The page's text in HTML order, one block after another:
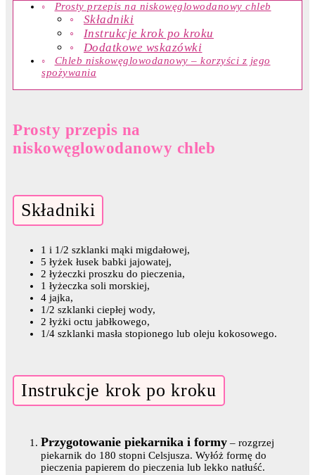
Prosty przepis na niskowęglowodanowy chleb
Składniki
Instrukcje krok po kroku
Dodatkowe wskazówki
Chleb niskowęglowodanowy – korzyści z jego
spożywania
Prosty przepis na
niskowęglowodanowy chleb
Składniki
1 i 1/2 szklanki mąki migdałowej,
5 łyżek łusek babki jajowatej,
2 łyżeczki proszku do pieczenia,
1 łyżeczka soli morskiej,
4 jajka,
1/2 szklanki ciepłej wody,
2 łyżki octu jabłkowego,
1/4 szklanki masła stopionego lub oleju kokosowego.
Instrukcje krok po kroku
Przygotowanie piekarnika i formy – rozgrzej
piekarnik do 180 stopni Celsjusza. Wyłóż formę do
pieczenia papierem do pieczenia lub lekko natłuść.